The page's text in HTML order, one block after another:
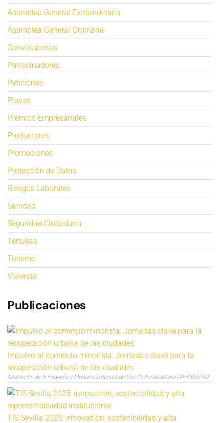
Asamblea General Extraordinaria
Asamblea General Ordinaria
Convocatorias
Patrocinadores
Peticiones
Playas
Premios Empresariales
Productores
Promociones
Protección de Datos
Riesgos Laborales
Sanidad
Seguridad Ciudadana
Tertulias
Turismo
Vivienda
Publicaciones
Impulso al comercio minorista: Jornadas clave para la
recuperación urbana de las ciudades
Asociación de la Pequeña y Mediana Empresa de San Pedro Alcántara (APYMESPA)
TIS Sevilla 2025: innovación, sostenibilidad y alta